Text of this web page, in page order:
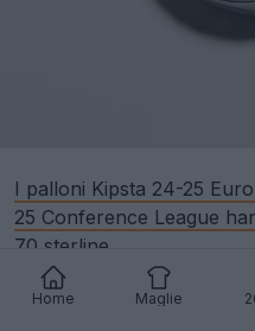
Home Maglie
I palloni Kipsta 24-25
25 Conference League
70 sterline.